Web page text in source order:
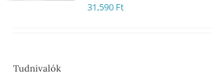
31,590 Ft
Tudnivalók